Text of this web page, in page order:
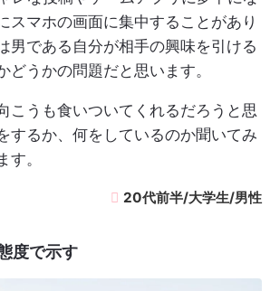
スマホの画面に集中することがあり
男である自分が相手の興味を引ける
どうかの問題だと思います。
こうも食いついてくれるだろうと思
するか、何をしているのか聞いてみ
す。
20代前半/大学生/男性
度で示す